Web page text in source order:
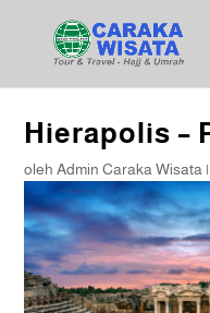
Hierapolis –
olehAdmin Caraka Wisata |